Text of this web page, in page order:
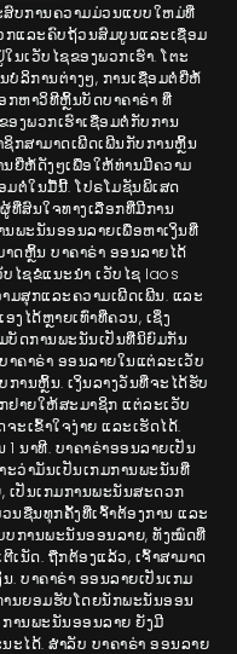
ສົບການຄວາມມ່ວນແບບໃຫມ່ທີ່
ກແລະຄົບຖ້ວນສົມບູນແລະເຊື່ອມ
ເວັບໄຊຂອງພວກເຮົາ. ໂຕະ
ບໍລິການຕ່າງໆ, ການເຊື່ອມຕໍ່ຍີ່ຫໍ້
ກຫາວິທີຫຼິ້ນບັດບາຄາຣ່າ ທີ່
ງພວກເຮົາເຊື່ອມຕໍ່ກັບການ
ກສາມາດເພີດເພີນກັບການຫຼິ້ນ
ຍີ່ຫໍ້ດັງໆເພື່ອໃຫ້ທ່ານມີຄວາມ
ຕໍ່ໃນມື້ນີ້. ໂປຣໂມຊັນພິເສດ
ທີ່ສົນໃຈທາງເລືອກທີ່ມີການ
ພະ​ນັນ​ອອນ​ລາຍ​ເພື່ອ​ຫາ​ເງິນ​ທີ່​
ດຫຼິ້ນ ບາຄາຣ່າ ອອນລາຍໄດ້
ໄຊຂໍແນະນໍາ ເວັບໄຊ laos
ມສຸກແລະຄວາມເພີດເພີນ. ແລະ
ງໄດ້ຫຼາຍເທົ່າທີ່ຄວນ, ເຊິ່ງ
ບັດການພະນັນເປັນທີ່ນິຍົມກັນ
າຄາຣ່າ ອອນລາຍໃນແຕ່ລະເວັບ
ານຫຼິ້ນ. ເງິນລາງວັນທີ່ຈະໄດ້ຮັບ
າຍໃຫ້ສະມາຊິກ ແຕ່ລະເວັບ
ະເຂົ້າໃຈງ່າຍ ແລະເຮັດໄດ້.
1 ນາທີ. ບາຄາຣ່າອອນລາຍເປັນ
ວ່າມັນເປັນເກມການພະນັນທີ່
ເປັນເກມການພະນັນສະດວກ
ນຊື່ນທຸກຄັ້ງທີ່ເຈົ້າຕ້ອງການ ແລະ
ບການພະນັນອອນລາຍ, ທັງໝົດທີ່
ນັດ. ຖືກຕ້ອງແລ້ວ, ເຈົ້າສາມາດ
. ບາຄາຣ່າ ອອນລາຍເປັນເກມ
ນຍອມຮັບໂດຍນັກພະນັນອອນ
ານພະນັນອອນລາຍ ຍັງມີ
ະໄດ້. ສໍາລັບ ບາຄາຣ່າ ອອນລາຍ